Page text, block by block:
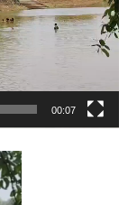
00:07